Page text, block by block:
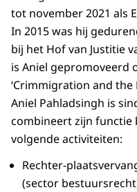
tot november 2021 als
In 2015 was hij
bij het Hof van Justitie
is Aniel gepromoveerd
‘Crimmigration and the
Aniel Pahladsingh is
combineert zijn functie
volgende activiteiten:
Rechter-
(sector